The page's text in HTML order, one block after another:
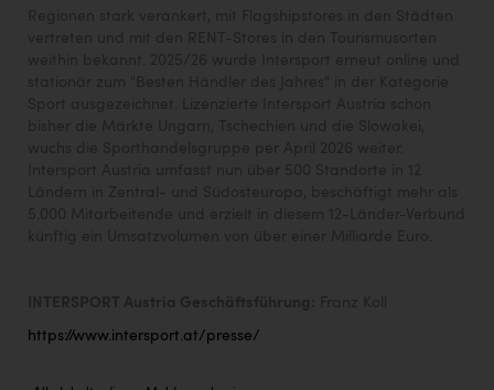
https://www.intersport.at/presse/